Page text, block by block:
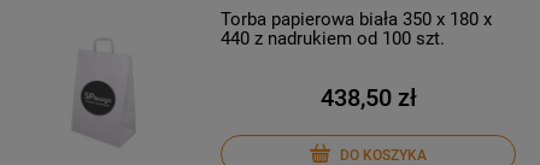
Torba papierowa biała 350 x 180 x
440 z nadrukiem od 100 szt.
438,50 zł
DO KOSZYKA